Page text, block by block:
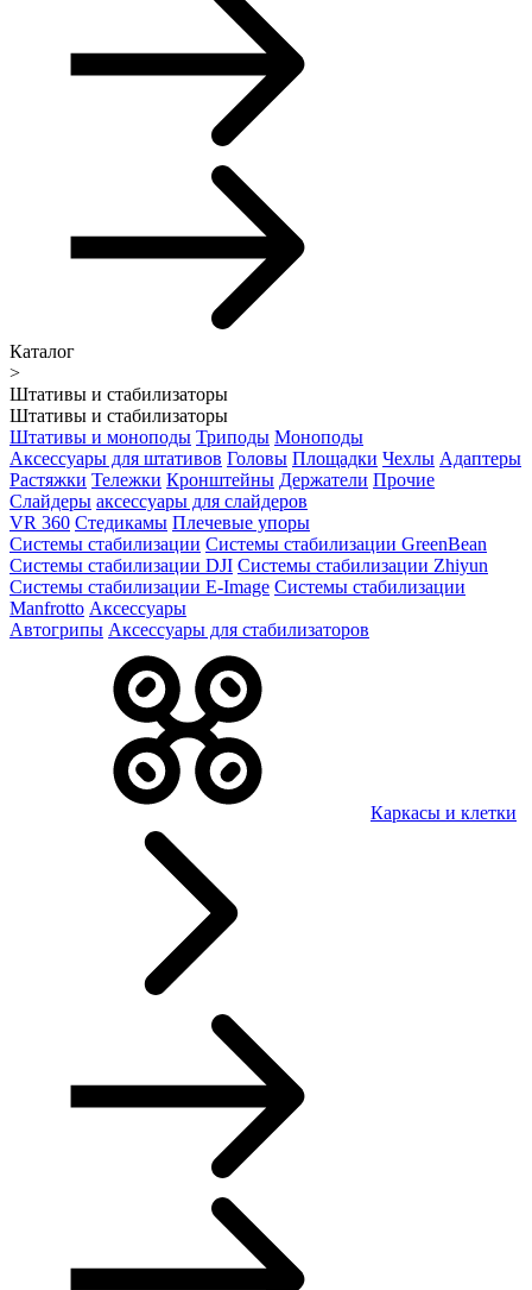
Каталог
>
Штативы и стабилизаторы
Штативы и стабилизаторы
Штативы и моноподы Триподы Моноподы
Аксессуары для штативов Головы Площадки Чехлы Адаптеры
Растяжки Тележки Кронштейны Держатели Прочие
Слайдеры аксессуары для слайдеров
VR 360 Стедикамы Плечевые упоры
Системы стабилизации Системы стабилизации GreenBean
Системы стабилизации DJI Системы стабилизации Zhiyun
Системы стабилизации E-Image Системы стабилизации
Manfrotto Аксессуары
Автогрипы Аксессуары для стабилизаторов
Каркасы и клетки